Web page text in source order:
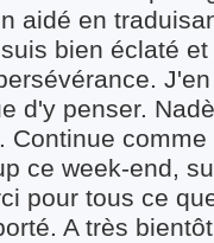
aidé en
bien éclaté
d'y penser.
Continue
ce week-end,
pour tous ce
A très